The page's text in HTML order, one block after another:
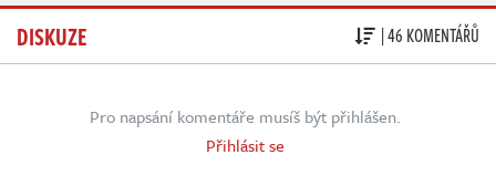
DISKUZE | 46 KOMENTÁŘŮ
Pro napsání komentáře musíš být přihlášen.
Přihlásit se